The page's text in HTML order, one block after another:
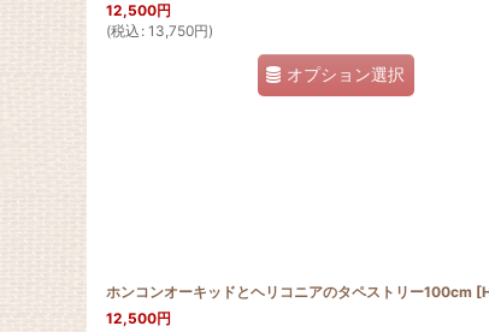
12,500円
(税込 : 13,750円)
オプション選択
ホンコンオーキッドとヘリコニアのタペストリー100cm [
12,500円